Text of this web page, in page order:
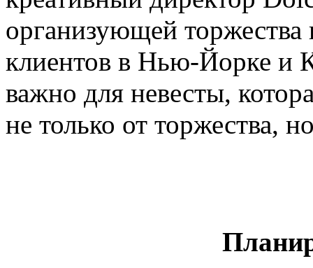
организующей торжества
клиентов в Нью-Йорке и
важно для невесты,
не только от торжества,